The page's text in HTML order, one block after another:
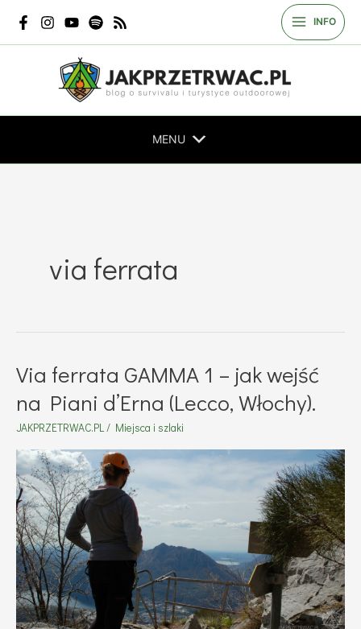
treści
INFO
MENU
via ferrata
Via ferrata GAMMA 1 – jak wejść
na Piani d’Erna (Lecco, Włochy).
JAKPRZETRWAC.PL/ Miejsca i szlaki